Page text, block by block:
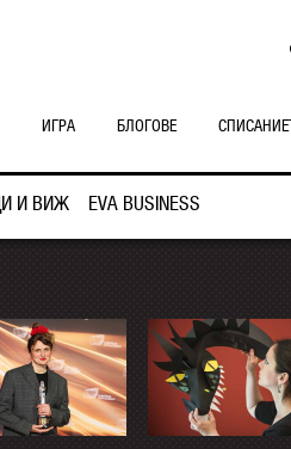
И ВИЖ EVA BUSINESS
ИГРА БЛОГОВЕ